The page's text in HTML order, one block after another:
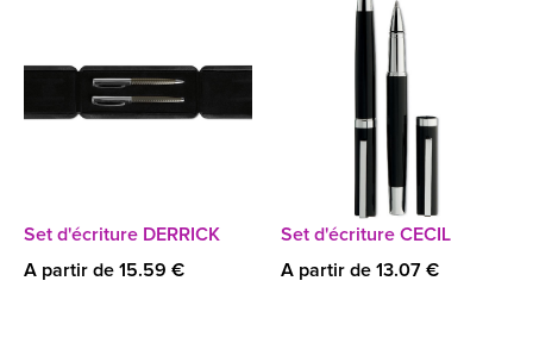
Set d'écriture DERRICK
A partir de 15.59 €
Set d'écriture CECIL
A partir de 13.07 €